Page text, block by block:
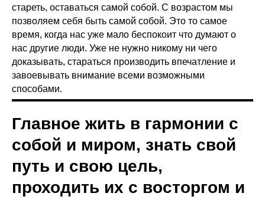
стареть, оставаться самой собой. С возрастом мы
позволяем себя быть самой собой. Это то самое
время, когда нас уже мало беспокоит что думают о
нас другие люди. Уже не нужно никому ни чего
доказывать, стараться производить впечатление и
завоевывать внимание всеми возможными
способами.
Главное жить в гармонии с
собой и миром, знать свой
путь и свою цель,
проходить их с восторгом и